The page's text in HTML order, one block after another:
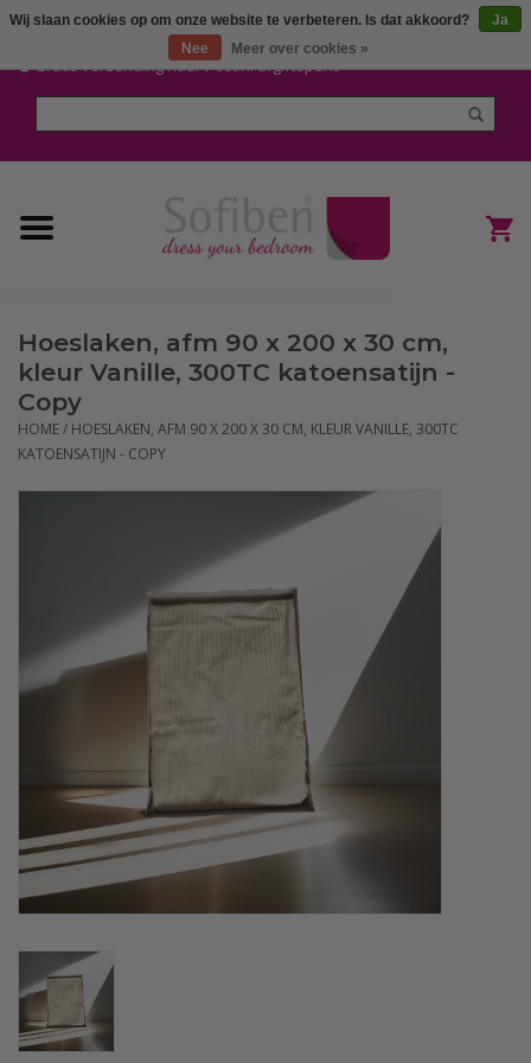
Gratis verzending naar Post.nl afgiftepunt
Mijn account / Registreren
Dekbedovertrekken
(Hoes) Laken en Lakensets
Sofiben Outlet
Sofiben BLOG
Hoeslaken, afm 90 x 200 x 30 cm,
kleur Vanille, 300TC katoensatijn -
Copy
HOME/ HOESLAKEN, AFM 90 X 200 X 30 CM, KLEUR VANILLE, 300TC
KATOENSATIJN - COPY
Wij slaan cookies op om onze website te verbeteren. Is dat akkoord?
Ja
Nee
Meer over cookies »